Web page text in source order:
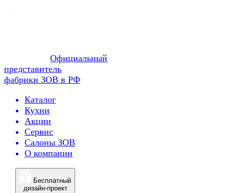
Официальный
представитель
фабрики ЗОВ в РФ
Каталог
Кухни
Акции
Сервис
Салоны ЗОВ
О компании
Бесплатный
дизайн-проект